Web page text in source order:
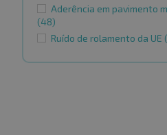
Aderência em pavimento
(48)
Ruído de rolamento da UE